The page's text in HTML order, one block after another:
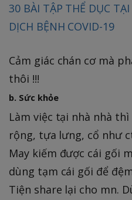
30 BÀI TẬP THỂ DỤC
DỊCH BỆNH COVID-19
Cảm giác chán cơ mà
thôi !!!
b. Sức khỏe
Làm việc tại nhà nhà
rộng, tựa lưng, cổ như
May kiếm được cái gối
dùng tạm cái gối để
Tiện share lại cho mn.